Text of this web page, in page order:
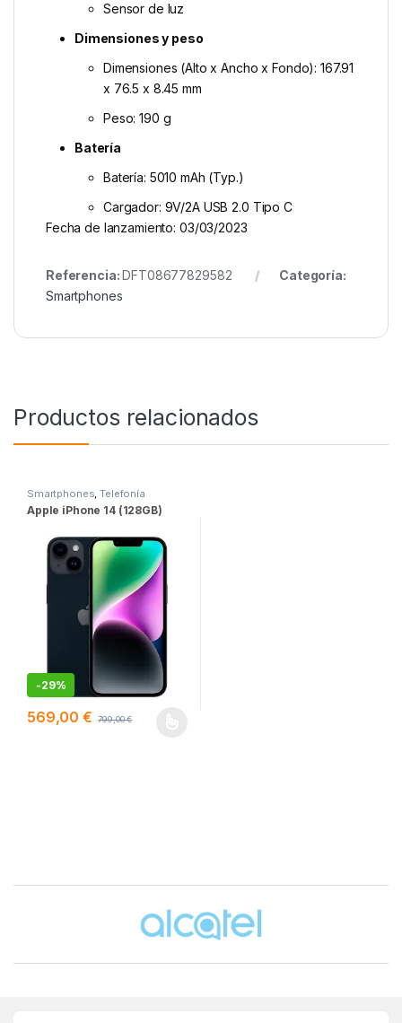
Sensor de luz
Dimensiones y peso
Dimensiones (Alto x Ancho x Fondo): 167.91
x 76.5 x 8.45 mm
Peso: 190 g
Batería
Batería: 5010 mAh (Typ.)
Cargador: 9V/2A USB 2.0 Tipo C
Fecha de lanzamiento: 03/03/2023
Referencia:DFT08677829582
Categoría:
Smartphones
Productos relacionados
Smartphones,Telefonía
Apple iPhone 14 (128GB)
-29%
569,00€ 799,00€